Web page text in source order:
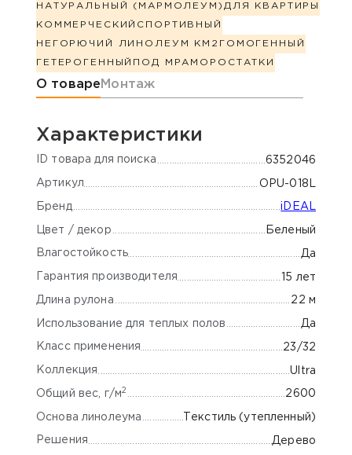
НАТУРАЛЬНЫЙ (МАРМОЛЕУМ) ДЛЯ КВАРТИРЫ
КОММЕРЧЕСКИЙ СПОРТИВНЫЙ
НЕГОРЮЧИЙ ЛИНОЛЕУМ КМ2 ГОМОГЕННЫЙ
ГЕТЕРОГЕННЫЙ ПОД МРАМОР ОСТАТКИ
Информация о товаре
О товаре Монтаж
Характеристики
ID товара для поиска 6352046
Артикул OPU-018L
Бренд iDEAL
Цвет / декор Беленый
Влагостойкость Да
Гарантия производителя 15 лет
Длина рулона 22 м
Использование для теплых полов Да
Класс применения 23/32
Коллекция Ultra
Общий вес, г/м2 2600
Основа линолеума Текстиль (утепленный)
Решения Дерево